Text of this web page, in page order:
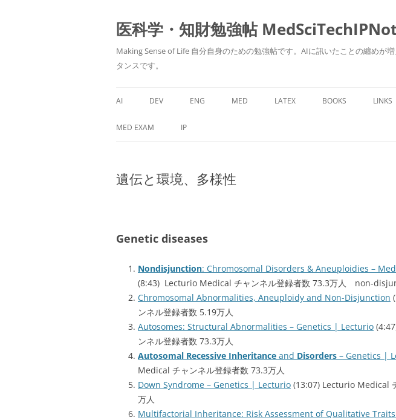
医科学・知財勉強帖
Making Sense of Life 自分自身のための勉強帖です。AIに訊いたことの纏めが
タンスです。
AI DEV ENG MED LATEX BOOKS LINKS
MED EXAM IP
遺伝と環境、多様性
Genetic diseases
Nondisjunction: Chromosomal Disorders & Aneuploidies –
(8:43) Lecturio Medical チャンネル登録者数 73.3万人 non-
Chromosomal Abnormalities, Aneuploidy and Non-Disjunction
ンネル登録者数 5.19万人
Autosomes: Structural Abnormalities – Genetics | Lecturio
ンネル登録者数 73.3万人
Autosomal Recessive Inheritance and Disorders – Genetics |
Medical チャンネル登録者数 73.3万人
Down Syndrome – Genetics | Lecturio (13:07) Lecturio Medical
万人
Multifactorial Inheritance: Risk Assessment of Qualitative